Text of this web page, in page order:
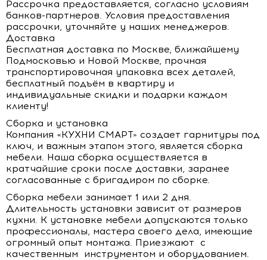
Рассрочка предоставляется, согласно условиям
банков-партнеров. Условия предоставления
рассрочки, уточняйте у наших менеджеров.
Доставка
Бесплатная доставка по Москве, ближайшему
Подмосковью и Новой Москве, прочная
транспортировочная упаковка всех деталей,
бесплатный подъём в квартиру и
индивидуальные скидки и подарки каждом
клиенту!
Сборка и установка
Компания «КУХНИ СМАРТ» создает гарнитуры под
ключ, и важным этапом этого, является сборка
мебели. Наша сборка осуществляется в
кратчайшие сроки после доставки, заранее
согласованные с бригадиром по сборке.
Сборка мебели занимает 1 или 2 дня.
Длительность установки зависит от размеров
кухни. К установке мебели допускаются только
профессионалы, мастера своего дела, имеющие
огромный опыт монтажа. Приезжают с
качественным инструментом и оборудованием.